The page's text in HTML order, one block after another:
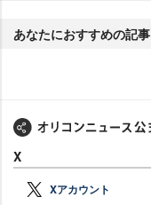
あなたにおすすめの記事
X
Xアカウント